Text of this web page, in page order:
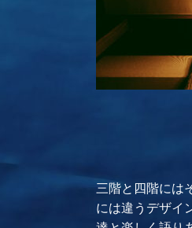
三階と四階には
には違うデザイ